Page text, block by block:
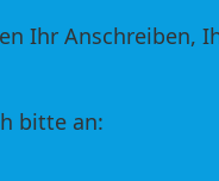
Ihr Anschreiben,
bitte an: